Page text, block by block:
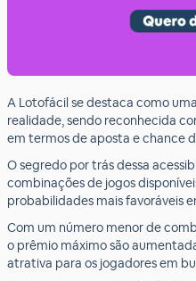
A Lotofácil se destaca como
realidade, sendo reconhecida
em termos de aposta e chance
O segredo por trás dessa
combinações de jogos
probabilidades mais favoráveis
Com um número menor de
o prêmio máximo são
atrativa para os jogadores em